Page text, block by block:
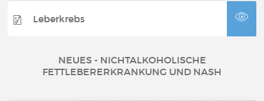
Leberkrebs
NEUES - NICHTALKOHOLISCHE
FETTLEBERERKRANKUNG UND NASH